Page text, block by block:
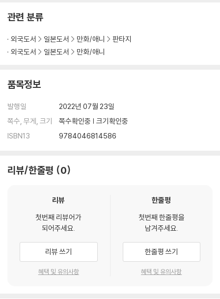
き特裝版
관련 분류
외국도서 일본도서 만화/애니
판타지
외국도서
일본도서 만화/애니
품목정보
발행일
2022년 07월 23일
쪽수, 무게, 크기
쪽수확인중 | 크기확인중
ISBN13
9784046814586
리뷰/한줄평 0
리뷰
첫번째 리뷰어가
되어주세요.
리뷰 쓰기
혜택 및 유의사항
한줄평
첫번째 한줄평을
남겨주세요.
한줄평 쓰기
혜택 및 유의사항